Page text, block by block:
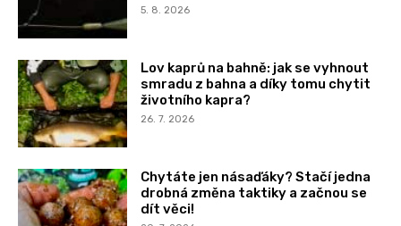
5. 8. 2026
Lov kaprů na bahně: jak se vyhnout
smradu z bahna a díky tomu chytit
životního kapra?
26. 7. 2026
Chytáte jen násaďáky? Stačí jedna
drobná změna taktiky a začnou se
dít věci!